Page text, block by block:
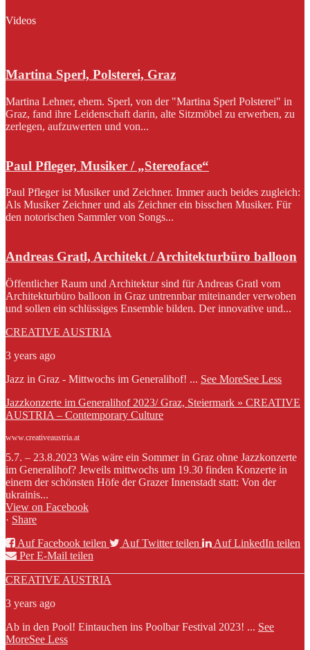
Videos
Martina Sperl, Polsterei, Graz
Martina Lehner, ehem. Sperl, von der "Martina Sperl Polsterei" in
Graz, fand ihre Leidenschaft darin, alte Sitzmöbel zu erwerben, zu
zerlegen, aufzuwerten und von...
Paul Pfleger, Musiker / „Stereoface“
Paul Pfleger ist Musiker und Zeichner. Immer auch beides zugleich:
Als Musiker Zeichner und als Zeichner ein bisschen Musiker. Für
den notorischen Sammler von Songs...
Andreas Gratl, Architekt / Architekturbüro balloon
Öffentlicher Raum und Architektur sind für Andreas Gratl vom
Architekturbüro balloon in Graz untrennbar miteinander verwoben
und sollen ein schlüssiges Ensemble bilden. Der innovative und...
CREATIVE AUSTRIA
3 years ago
Jazz in Graz - Mittwochs im Generalihof! ... See MoreSee Less
Jazzkonzerte im Generalihof 2023/ Graz, Steiermark » CREATIVE
AUSTRIA – Contemporary Culture
www.creativeaustria.at
5.7. – 23.8.2023 Was wäre ein Sommer in Graz ohne Jazzkonzerte
im Generalihof? Jeweils mittwochs um 19.30 finden Konzerte in
einem der schönsten Höfe der Grazer Innenstadt statt: Von der
ukrainis...
View on Facebook
· Share
Auf Facebook teilen
Auf Twitter teilen
Auf LinkedIn teilen
Per E-Mail teilen
CREATIVE AUSTRIA
3 years ago
Ab in den Pool! Eintauchen ins Poolbar Festival 2023! ... See
MoreSee Less